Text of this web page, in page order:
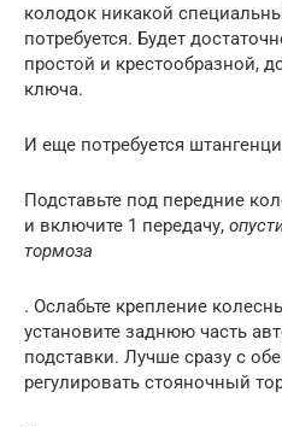
колодок никакой
потребуется. Будет
простой и крестообразной,
ключа.
И еще потребуется
Подставьте под передние
и включите 1 передачу,
тормоза
. Ослабьте крепление
установите заднюю часть
подставки. Лучше сразу с
регулировать стояночный